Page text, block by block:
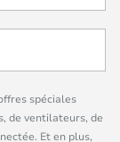
spéciales
de ventilateurs, de
Et en plus,